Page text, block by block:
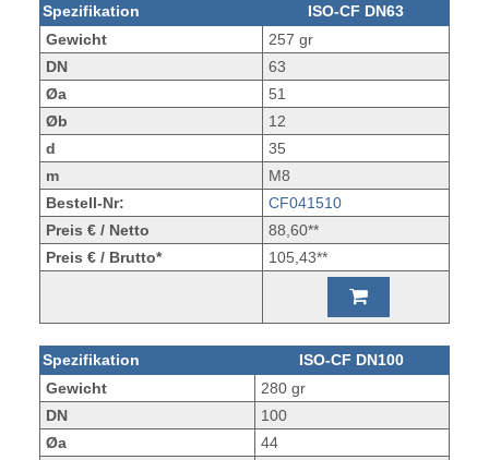
Spezifikation
ISO-CF DN63
Gewicht
257 gr
DN
63
Øa
51
Øb
12
d
35
m
M8
Bestell-Nr:
CF041510
Preis € / Netto
88,60**
Preis € / Brutto*
105,43**
Spezifikation
ISO-CF DN100
Gewicht
280 gr
DN
100
Øa
44